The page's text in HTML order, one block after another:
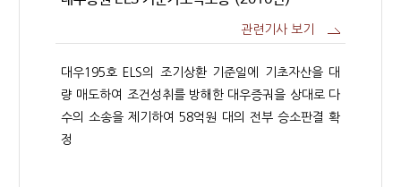
관련기사 보기
대우195호 ELS의 조기상환 기준일에 기초자산을 대
량 매도하여 조건성취를 방해한 대우증궈을 상대로 다
수의 소송을 제기하여 58억원 대의 전부 승소판결 확
정